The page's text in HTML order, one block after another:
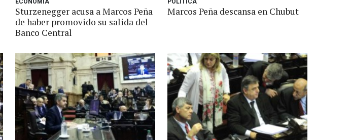
ECONOMÍA
Sturzenegger acusa a Marcos Peña
de haber promovido su salida del
Banco Central
POLÍTICA
Marcos Peña descansa en Chubut